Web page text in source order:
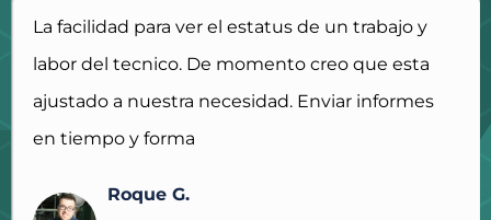
La facilidad para ver el estatus de un trabajo y
labor del tecnico. De momento creo que esta
ajustado a nuestra necesidad. Enviar informes
en tiempo y forma
Roque G.